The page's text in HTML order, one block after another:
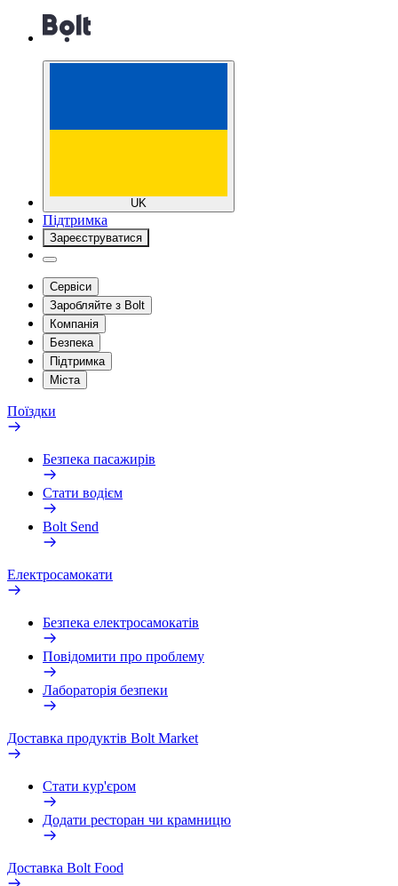
UK
Підтримка
Зареєструватися
Сервіси
Заробляйте з Bolt
Компанія
Безпека
Підтримка
Міста
Поїздки
Безпека пасажирів
Стати водієм
Bolt Send
Електросамокати
Безпека електросамокатів
Повідомити про проблему
Лабораторія безпеки
Доставка продуктів Bolt Market
Стати кур'єром
Додати ресторан чи крамницю
Доставка Bolt Food